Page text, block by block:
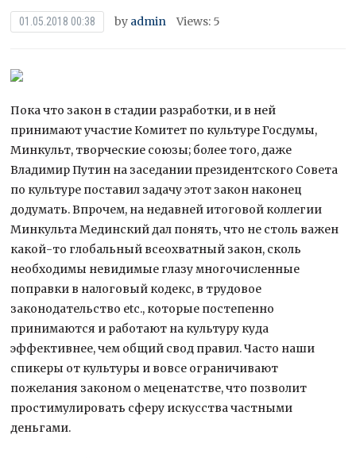
01.05.2018 00:38 by admin Views: 5
Пока что закон в стадии разработки, и в ней
принимают участие Комитет по культуре Госдумы,
Минкульт, творческие союзы; более того, даже
Владимир Путин на заседании президентского Совета
по культуре поставил задачу этот закон наконец
додумать. Впрочем, на недавней итоговой коллегии
Минкульта Мединский дал понять, что не столь важен
какой-то глобальный всеохватный закон, сколь
необходимы невидимые глазу многочисленные
поправки в налоговый кодекс, в трудовое
законодательство etc., которые постепенно
принимаются и работают на культуру куда
эффективнее, чем общий свод правил. Часто наши
спикеры от культуры и вовсе ограничивают
пожелания законом о меценатстве, что позволит
простимулировать сферу искусства частными
деньгами.